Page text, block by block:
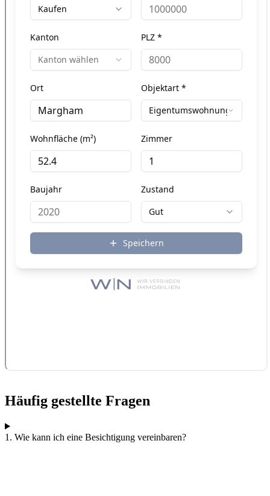
Häufig gestellte Fragen
1. Wie kann ich eine Besichtigung vereinbaren?